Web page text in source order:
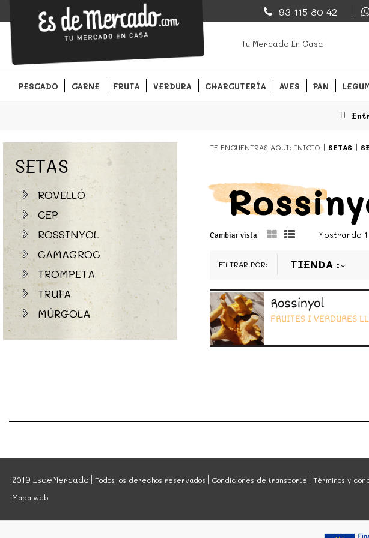
EsDeMercado.com
EsDeMercado.comte lleva a casa los mejores productos de los mejores mercados de
Barcelona y de productores locales.
93 115 80 42
Tu Mercado En Casa
PESCADO CARNE FRUTA VERDURA CHARCUTERÍA AVES PAN
TE ENCUENTRAS AQUI: INICIO SETAS
Cambiar vista Mostrando
FILTRAR POR: TIENDA
Rossinyol
FRUITES I VERDURES
SETAS
ROVELLÓ
CEP
ROSSINYOL
CAMAGROC
TROMPETA
TRUFA
MÚRGOLA
2019 EsdeMercado Todos los derechos reservados Condiciones de transporte Términos y
Mapa web